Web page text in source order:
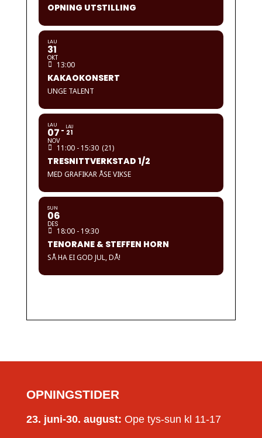
OPNING UTSTILLING
LAU
31
OKT
13:00
KAKAOKONSERT
UNGE TALENT
LAU
07
NOV
LAU
21
11:00 - 15:30 (21)
TRESNITTVERKSTAD 1/2
MED GRAFIKAR ÅSE VIKSE
SUN
06
DES
18:00 - 19:30
TENORANE & STEFFEN HORN
SÅ HA EI GOD JUL, DÅ!
OPNINGSTIDER
23. juni-30. august: Ope tys-sun kl 11-17